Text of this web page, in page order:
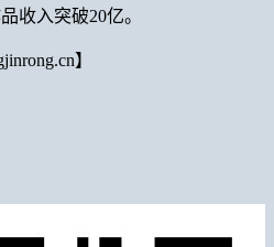
收入突破20亿。
】